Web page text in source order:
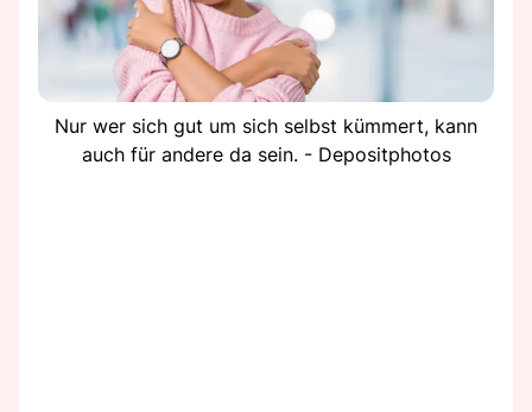
Nur wer sich gut um sich selbst kümmert, kann
auch für andere da sein. - Depositphotos